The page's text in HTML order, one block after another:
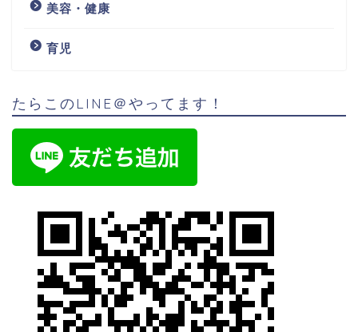
美容・健康
育児
たらこのLINE＠やってます！